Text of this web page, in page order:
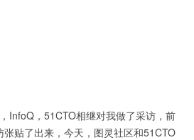
InfoQ，51CTO相继对我做了采访，前
贴了出来，今天，图灵社区和51CTO